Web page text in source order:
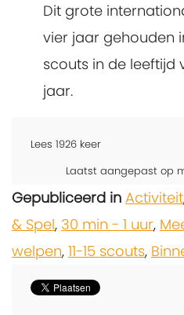
Dit grote
vier jaar gehouden
scouts in de leeftijd
jaar.
Lees 1926 keer
Laatst aangepast op
Gepubliceerd in Activiteit
& Spel, 30 min - 1 uur,
welpen, 11-15 scouts,